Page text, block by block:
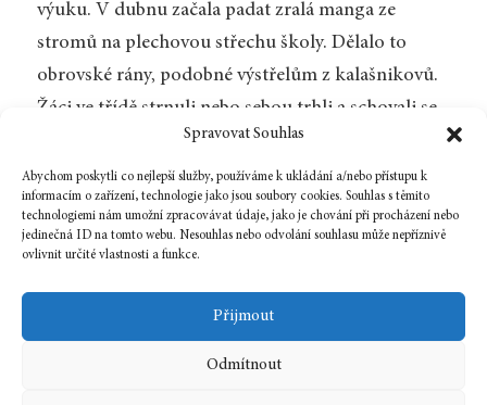
Spravovat Souhlas
Abychom poskytli co nejlepší služby, používáme k ukládání a/nebo přístupu k
informacím o zařízení, technologie jako jsou soubory cookies. Souhlas s těmito
technologiemi nám umožní zpracovávat údaje, jako je chování při procházení nebo
jedinečná ID na tomto webu. Nesouhlas nebo odvolání souhlasu může nepříznivě
ovlivnit určité vlastnosti a funkce.
Přijmout
Odmítnout
výuku. V dubnu začala padat zralá manga ze
stromů na plechovou střechu školy. Dělalo to
obrovské rány, podobné výstřelům z kalašnikovů.
Žáci ve třídě strnuli nebo sebou trhli a schovali se
pod lavici. Tak vznikl titul naší publikace –
padají manga.